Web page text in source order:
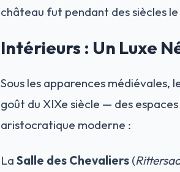
château fut pendant des siècles
Intérieurs : Un Luxe
Sous les apparences médiévales,
goût du XIXe siècle — des
aristocratique moderne :
La Salle des Chevaliers (